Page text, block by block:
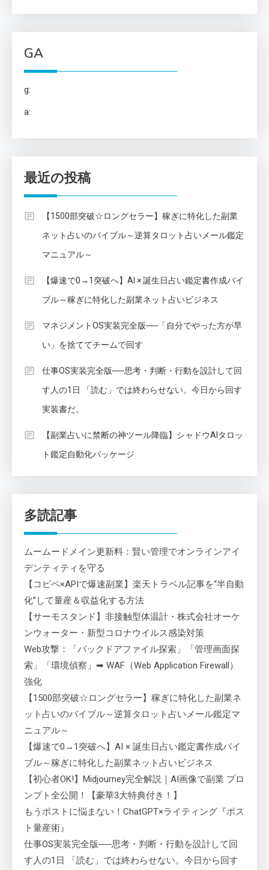
GA
g:
a:
最近の投稿
【1500部突破☆ロングセラー】稼ぎに特化した副業
ネット占いのバイブル～逆算タロット占いメール鑑定
マニュアル～
【爆速で0→1突破へ】AI × 誕生日占い鑑定書作成バイ
ブル～稼ぎに特化した副業ネット占いビジネス
マネジメントOS実装完全版──「自分でやった方が早
い」を捨ててチームで回す
仕事OS実装完全版──思考・判断・行動を設計して回
す人の1日 「読む」では終わらせない。今日から回す
実装書だ。
【副業占いに禁断の神ツール降臨】シャドウAIタロッ
ト鑑定自動化パッケージ
多読記事
ムームードメイン更新料：賢い管理でオンラインアイ
デンティティを守る
【コピペ×APIで爆速副業】楽天トラベル記事を“半自動
化”して量産＆収益化する方法
【サーモスタンド】非接触型体温計・株式会社オーケ
ンウォーター・新型コロナウイルス感染対策
Web攻撃：「バックドアファイル探索」「管理画面探
索」「環境偵察」➡ WAF（Web Application Firewall）
強化
【1500部突破☆ロングセラー】稼ぎに特化した副業ネ
ット占いのバイブル～逆算タロット占いメール鑑定マ
ニュアル～
【爆速で0→1突破へ】AI × 誕生日占い鑑定書作成バイ
ブル～稼ぎに特化した副業ネット占いビジネス
【初心者OK!】Midjourney完全解説｜AI画像で副業 プロ
ンプト全公開！【豪華3大特典付き！】
もうポストに悩まない！ChatGPT×ライティング『ポス
ト量産術』
仕事OS実装完全版──思考・判断・行動を設計して回
す人の1日 「読む」では終わらせない。今日から回す